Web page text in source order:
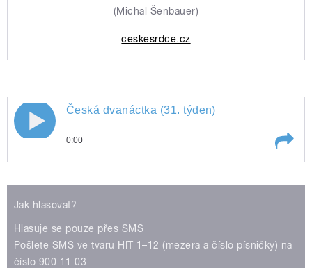
(Michal Šenbauer)
ceskesrdce.cz
Česká dvanáctka (31. týden)
0:00
Jak hlasovat?
Hlasuje se pouze přes SMS
Pošlete SMS ve tvaru HIT 1–12 (mezera a číslo písničky) na
číslo 900 11 03